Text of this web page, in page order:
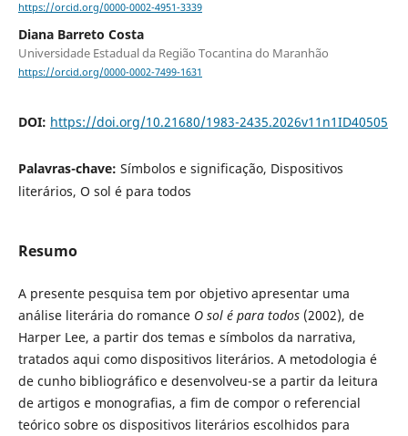
https://orcid.org/0000-0002-4951-3339
Diana Barreto Costa
Universidade Estadual da Região Tocantina do Maranhão
https://orcid.org/0000-0002-7499-1631
DOI: https://doi.org/10.21680/1983-2435.2026v11n1ID40505
Palavras-chave: Símbolos e significação, Dispositivos
literários, O sol é para todos
Resumo
A presente pesquisa tem por objetivo apresentar uma
análise literária do romance O sol é para todos(2002), de
Harper Lee, a partir dos temas e símbolos da narrativa,
tratados aqui como dispositivos literários. A metodologia é
de cunho bibliográfico e desenvolveu-se a partir da leitura
de artigos e monografias, a fim de compor o referencial
teórico sobre os dispositivos literários escolhidos para